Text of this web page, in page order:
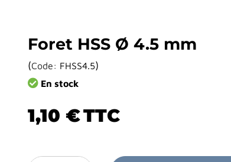
Foret HSS Ø 4.5 mm
(Code: FHSS4.5)
En stock
1,10 €TTC